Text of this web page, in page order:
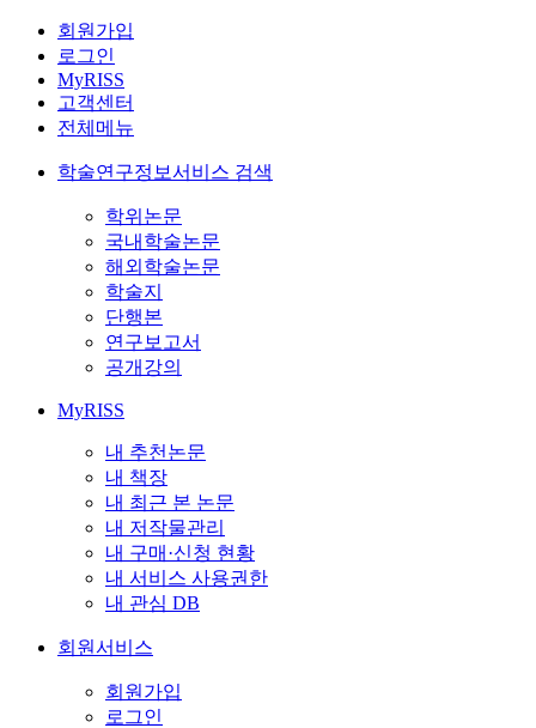
회원가입
로그인
MyRISS
고객센터
전체메뉴
학술연구정보서비스 검색
학위논문
국내학술논문
해외학술논문
학술지
단행본
연구보고서
공개강의
MyRISS
내 추천논문
내 책장
내 최근 본 논문
내 저작물관리
내 구매·신청 현황
내 서비스 사용권한
내 관심 DB
회원서비스
회원가입
로그인